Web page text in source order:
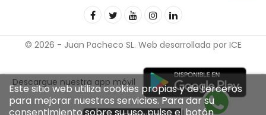
Este sitio web utiliza cookies propias y de terceros
para mejorar nuestros servicios. Para dar su
© 2026 - Juan Pacheco SL. Web desarrollada por ICE
Descargue nuestra app móvil